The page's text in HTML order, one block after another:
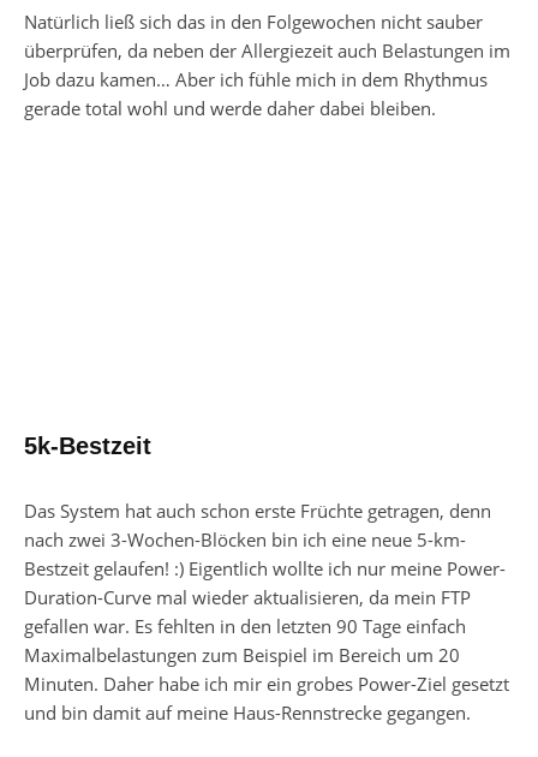
Natürlich ließ sich das in den Folgewochen nicht sauber
überprüfen, da neben der Allergiezeit auch Belastungen im
Job dazu kamen… Aber ich fühle mich in dem Rhythmus
gerade total wohl und werde daher dabei bleiben.
5k-Bestzeit
Das System hat auch schon erste Früchte getragen, denn
nach zwei 3-Wochen-Blöcken bin ich eine neue 5-km-
Bestzeit gelaufen! :) Eigentlich wollte ich nur meine Power-
Duration-Curve mal wieder aktualisieren, da mein FTP
gefallen war. Es fehlten in den letzten 90 Tage einfach
Maximalbelastungen zum Beispiel im Bereich um 20
Minuten. Daher habe ich mir ein grobes Power-Ziel gesetzt
und bin damit auf meine Haus-Rennstrecke gegangen.